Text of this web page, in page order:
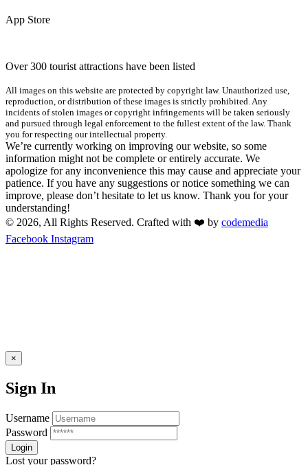
App Store
Over 300 tourist attractions have been listed
All images on this website are protected by copyright law. Unauthorized use,
reproduction, or distribution of these images is strictly prohibited. Any
incidents of stolen images or copyright infringements will be taken seriously
and pursued through legal enforcement to the fullest extent of the law. Thank
you for respecting our intellectual property.
We’re currently working on improving our website, so some
information might not be complete or entirely accurate. We
apologize for any inconvenience this may cause and appreciate your
patience. If you have any suggestions or notice something we can
improve, please don’t hesitate to let us know. Thank you for your
understanding!
© 2026, All Rights Reserved. Crafted with ❤️ by codemedia
Facebook Instagram
×
Sign In
Username
Password
Lost your password?